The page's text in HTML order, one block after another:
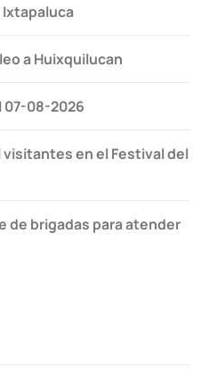
a Huixquilucan
07-08-2026
en el Festival del
de brigadas para atender